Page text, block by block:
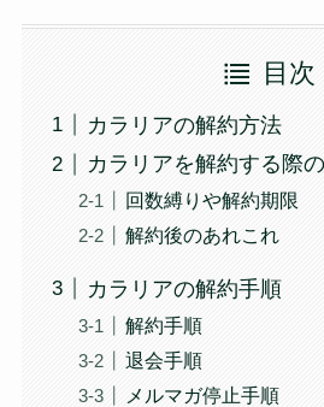
目次
カラリアの解約方法
カラリアを解約する際
回数縛りや解約期限
解約後のあれこれ
カラリアの解約手順
解約手順
退会手順
メルマガ停止手順